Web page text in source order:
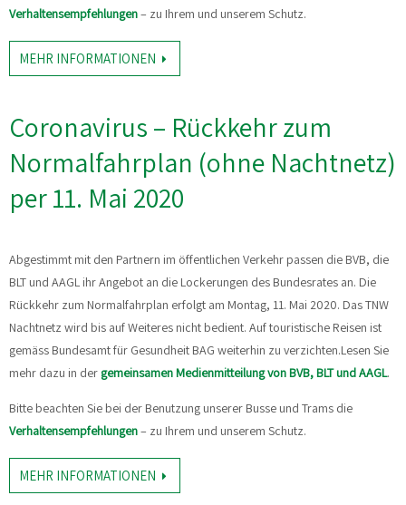
Verhaltensempfehlungen– zu Ihrem und unserem Schutz.
MEHR INFORMATIONEN
Coronavirus – Rückkehr zum
Normalfahrplan (ohne Nachtnetz)
per 11. Mai 2020
Abgestimmt mit den Partnern im öffentlichen Verkehr passen die BVB, die
BLT und AAGL ihr Angebot an die Lockerungen des Bundesrates an. Die
Rückkehr zum Normalfahrplan erfolgt am Montag, 11. Mai 2020. Das TNW
Nachtnetz wird bis auf Weiteres nicht bedient. Auf touristische Reisen ist
gemäss Bundesamt für Gesundheit BAG weiterhin zu verzichten.Lesen Sie
mehr dazu in der gemeinsamen Medienmitteilung von BVB, BLT und AAGL.
Bitte beachten Sie bei der Benutzung unserer Busse und Trams die
Verhaltensempfehlungen– zu Ihrem und unserem Schutz.
MEHR INFORMATIONEN